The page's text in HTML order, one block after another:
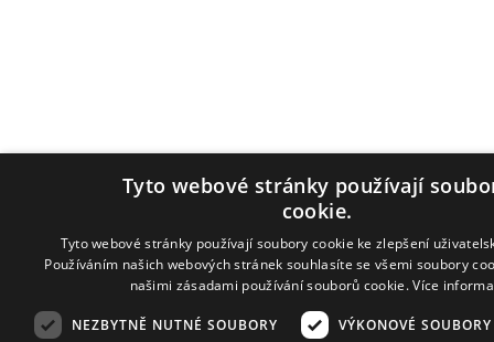
Tyto webové stránky používají
cookie.
Tyto webové stránky používají soubory cookie ke zlepšení
Používáním našich webových stránek souhlasíte se všemi soubory
našimi zásadami používání souborů cookie.Více
NEZBYTNĚ NUTNÉ SOUBORY VÝKONOVÉ SOUBORY